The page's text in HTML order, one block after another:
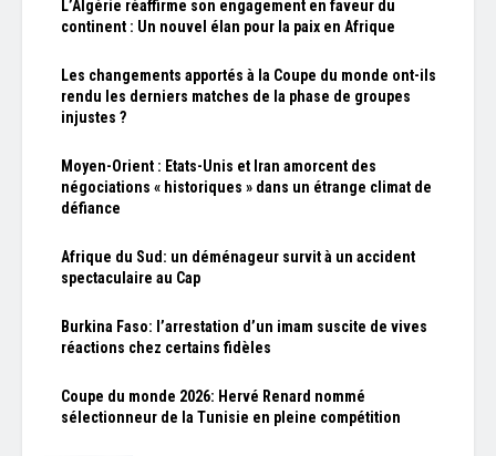
L’Algérie réaffirme son engagement en faveur du
continent : Un nouvel élan pour la paix en Afrique
Les changements apportés à la Coupe du monde ont-ils
rendu les derniers matches de la phase de groupes
injustes ?
Moyen-Orient : Etats-Unis et Iran amorcent des
négociations « historiques » dans un étrange climat de
défiance
Afrique du Sud: un déménageur survit à un accident
spectaculaire au Cap
Burkina Faso: l’arrestation d’un imam suscite de vives
réactions chez certains fidèles
Coupe du monde 2026: Hervé Renard nommé
sélectionneur de la Tunisie en pleine compétition